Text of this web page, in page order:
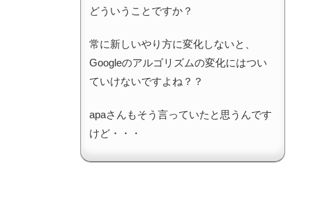
どういうことですか？
常に新しいやり方に変化しないと、
Googleのアルゴリズムの変化にはつい
ていけないですよね？？
apaさんもそう言っていたと思うんです
けど・・・